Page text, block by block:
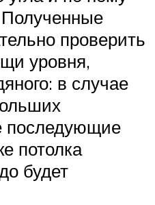
проверить
уровня,
в случае
последующие
потолка
будет